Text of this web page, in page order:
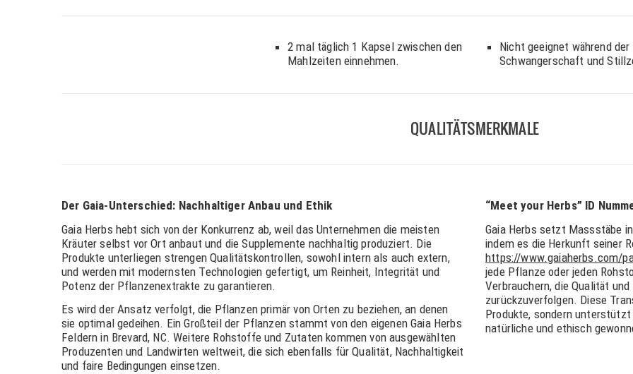
2 mal täglich 1 Kapsel zwischen den
Mahlzeiten einnehmen.
Nicht geeignet während der
Schwangerschaft und
QUALITÄTSMERKMALE
Der Gaia-Unterschied: Nachhaltiger Anbau und Ethik
Gaia Herbs hebt sich von der Konkurrenz ab, weil das Unternehmen die meisten
Kräuter selbst vor Ort anbaut und die Supplemente nachhaltig produziert. Die
Produkte unterliegen strengen Qualitätskontrollen, sowohl intern als auch extern,
und werden mit modernsten Technologien gefertigt, um Reinheit, Integrität und
Potenz der Pflanzenextrakte zu garantieren.
Es wird der Ansatz verfolgt, die Pflanzen primär von Orten zu beziehen, an denen
sie optimal gedeihen. Ein Großteil der Pflanzen stammt von den eigenen Gaia Herbs
Feldern in Brevard, NC. Weitere Rohstoffe und Zutaten kommen von ausgewählten
Produzenten und Landwirten weltweit, die sich ebenfalls für Qualität, Nachhaltigkeit
und faire Bedingungen einsetzen.
“Meet your Herbs” ID
Gaia Herbs setzt Massstäbe
indem es die Herkunft seiner
https://www.gaiaherbs.com/
jede Pflanze oder jeden
Verbrauchern, die Qualität
zurückzuverfolgen. Diese
Produkte, sondern
natürliche und ethisch